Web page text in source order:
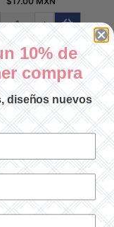
+
SPÉCIAL 502
SKU: 117502
10% de
compra
diseños nuevos